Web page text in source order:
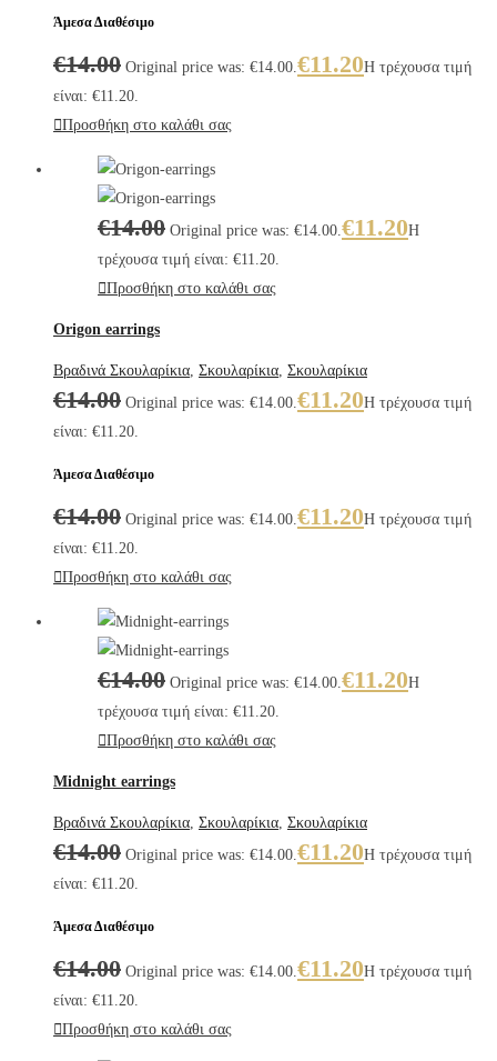
Άμεσα Διαθέσιμο
€14.00 Original price was: €14.00.€11.20Η τρέχουσα τιμή
είναι: €11.20.
Προσθήκη στο καλάθι σας
€14.00 Original price was: €14.00.€11.20Η
τρέχουσα τιμή είναι: €11.20.
Προσθήκη στο καλάθι σας
Origon earrings
Βραδινά Σκουλαρίκια, Σκουλαρίκια, Σκουλαρίκια
€14.00 Original price was: €14.00.€11.20Η τρέχουσα τιμή
είναι: €11.20.
Άμεσα Διαθέσιμο
€14.00 Original price was: €14.00.€11.20Η τρέχουσα τιμή
είναι: €11.20.
Προσθήκη στο καλάθι σας
€14.00 Original price was: €14.00.€11.20Η
τρέχουσα τιμή είναι: €11.20.
Προσθήκη στο καλάθι σας
Midnight earrings
Βραδινά Σκουλαρίκια, Σκουλαρίκια, Σκουλαρίκια
€14.00 Original price was: €14.00.€11.20Η τρέχουσα τιμή
είναι: €11.20.
Άμεσα Διαθέσιμο
€14.00 Original price was: €14.00.€11.20Η τρέχουσα τιμή
είναι: €11.20.
Προσθήκη στο καλάθι σας